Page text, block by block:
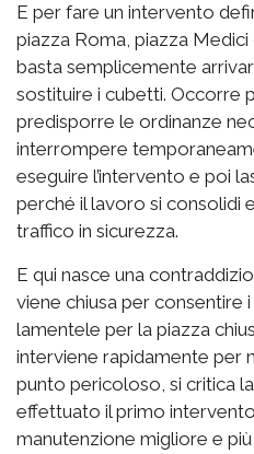
E per fare un intervento
piazza Roma, piazza
basta semplicemente
sostituire i cubetti. Occorre
predisporre le ordinanze
interrompere
eseguire l’intervento e poi
perché il lavoro si consolidi
traffico in sicurezza.
E qui nasce una
viene chiusa per consentire
lamentele per la piazza
interviene rapidamente per
punto pericoloso, si critica
effettuato il primo
manutenzione migliore e